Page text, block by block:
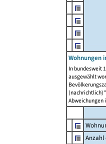
Wohnungen
In bundesweit
ausgewählt
Abweichungen
Anzahl